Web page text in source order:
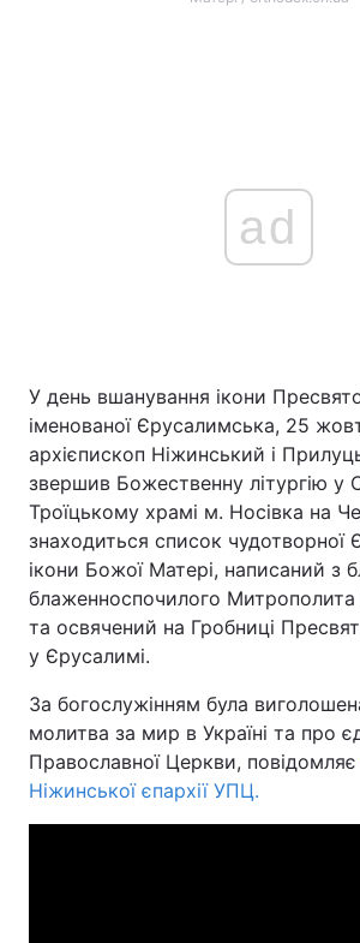
ad
У день вшанування ікони
іменованої Єрусалимська, 25
архієпископ Ніжинський і
звершив Божественну літургію у
Троїцькому храмі м. Носівка на
знаходиться список чудотворної
ікони Божої Матері, написаний з
блаженноспочилого Митрополита
та освячений на Гробниці
у Єрусалимі.
За богослужінням була
молитва за мир в Україні та про
Православної Церкви, повідомляє
Ніжинської єпархії УПЦ.